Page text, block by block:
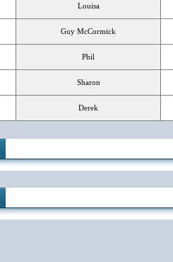
Louisa
Guy McCormick
Phil
Sharon
Derek